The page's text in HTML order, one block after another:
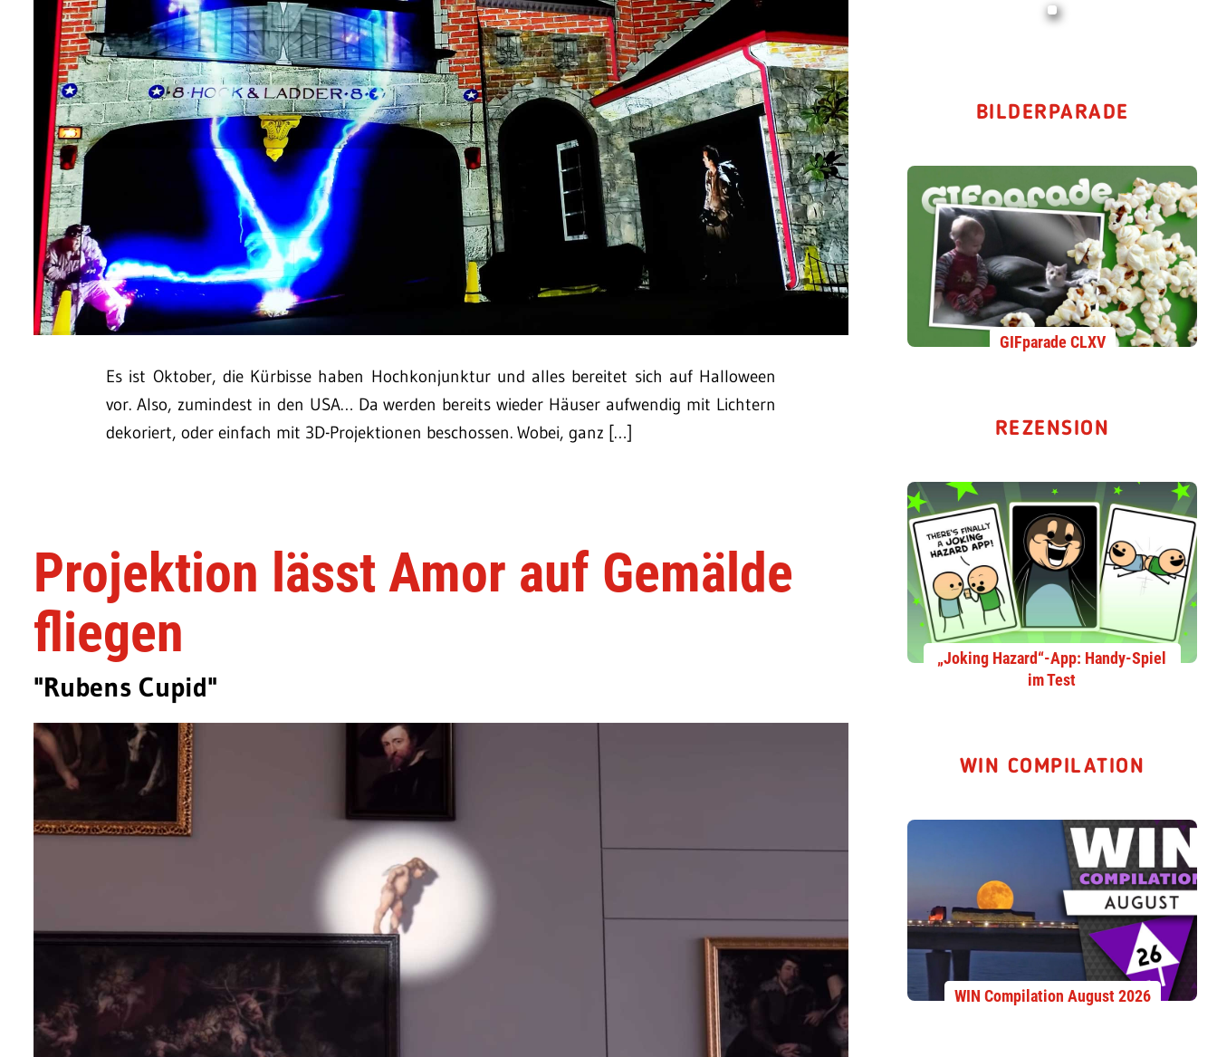
Es ist Oktober, die Kürbisse haben Hochkonjunktur und alles bereitet sich auf Halloween
vor. Also, zumindest in den USA… Da werden bereits wieder Häuser aufwendig mit Lichtern
dekoriert, oder einfach mit 3D-Projektionen beschossen. Wobei, ganz […]
Projektion lässt Amor auf Gemälde
fliegen
"Rubens Cupid"
BILDERPARADE
GIFparade CLXV
REZENSION
„Joking Hazard“-App: Handy-Spiel
im Test
WIN COMPILATION
WIN Compilation August 2026